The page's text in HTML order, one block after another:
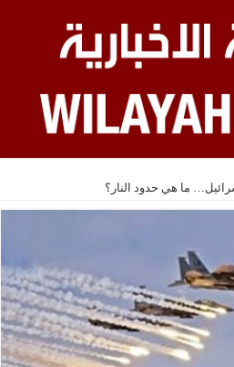
ما هي حدود النار؟